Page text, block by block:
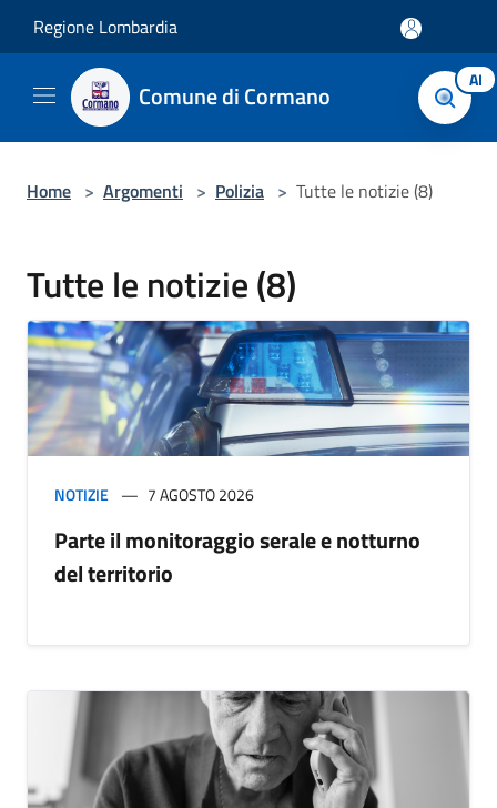
Regione Lombardia
Comune di Cormano AI
Home > Argomenti > Polizia > Tutte le notizie (8)
Tutte le notizie (8)
NOTIZIE 7 AGOSTO 2026
Parte il monitoraggio serale e notturno
del territorio